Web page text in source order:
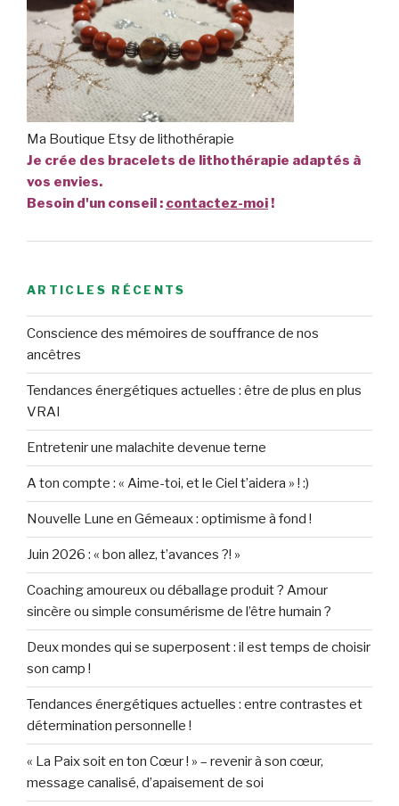
Ma Boutique Etsy de lithothérapie
Je crée des bracelets de lithothérapie adaptés à
vos envies.
Besoin d'un conseil : contactez-moi!
ARTICLES RÉCENTS
Conscience des mémoires de souffrance de nos
ancêtres
Tendances énergétiques actuelles : être de plus en plus
VRAI
Entretenir une malachite devenue terne
A ton compte : « Aime-toi, et le Ciel t’aidera » ! :)
Nouvelle Lune en Gémeaux : optimisme à fond !
Juin 2026 : « bon allez, t’avances ?! »
Coaching amoureux ou déballage produit ? Amour
sincère ou simple consumérisme de l’être humain ?
Deux mondes qui se superposent : il est temps de choisir
son camp !
Tendances énergétiques actuelles : entre contrastes et
détermination personnelle !
« La Paix soit en ton Cœur ! » – revenir à son cœur,
message canalisé, d’apaisement de soi